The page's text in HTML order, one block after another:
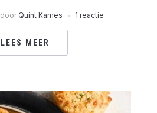
door Quint Kames 1 reactie
LEES MEER